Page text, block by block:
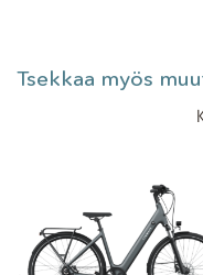
Tsekkaa myös